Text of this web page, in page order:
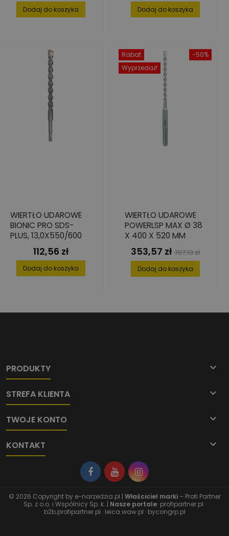
Dodaj do koszyka Dodaj do koszyka
WIERTŁO UDAROWE
BIONIC PRO SDS-
PLUS, 13,0X550/600
Cena
112,56 zł
Dodaj do koszyka
-50%
Rabat
Wyprzedaż!
WIERTŁO UDAROWE
POWERLSP MAX Ø 38
X 400 X 520 MM
Cena
353,57 zł Cena
podstawowa
707,13 zł
Dodaj do koszyka
PRODUKTY 
STREFA KLIENTA 
TWOJE KONTO 
KONTAKT 
© 2026 Copyright by e-narzedzia.pl | Właściciel marki– Profi Partner
Sp. z o.o. i Wspólnicy Sp. k. | Nasze portale: profipartner.pl ·
b2b.profipartner.pl · leica.waw.pl · bycongrp.pl